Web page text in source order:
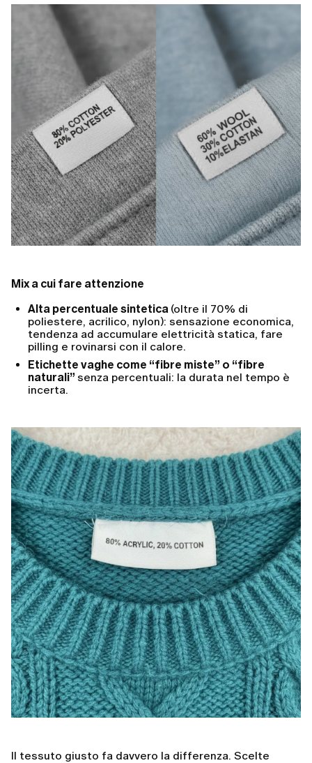
Mix a cui fare attenzione
Alta percentuale sintetica (oltre il 70% di
poliestere, acrilico, nylon): sensazione economica,
tendenza ad accumulare elettricità statica, fare
pilling e rovinarsi con il calore.
Etichette vaghe come “fibre miste” o “fibre
naturali” senza percentuali: la durata nel tempo è
incerta.
Il tessuto giusto fa davvero la differenza. Scelte